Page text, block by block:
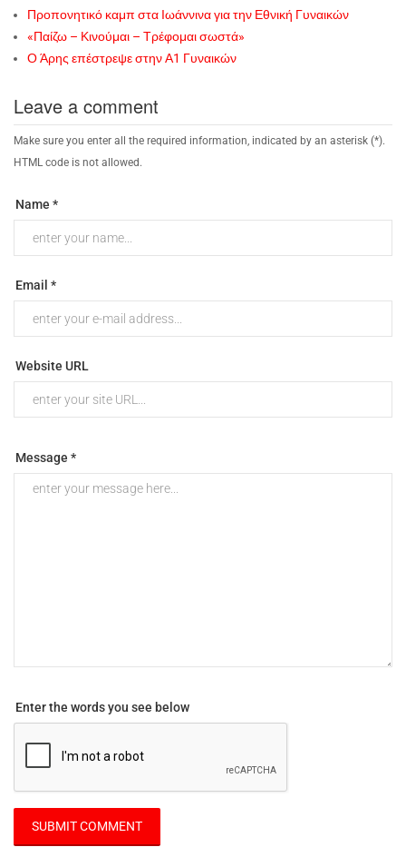
Προπονητικό καμπ στα Ιωάννινα για την Εθνική Γυναικών
«Παίζω – Κινούμαι – Τρέφομαι σωστά»
Ο Άρης επέστρεψε στην Α1 Γυναικών
Leave a comment
Make sure you enter all the required information, indicated by an asterisk (*).
HTML code is not allowed.
Name *
Email *
Website URL
Message *
Enter the words you see below